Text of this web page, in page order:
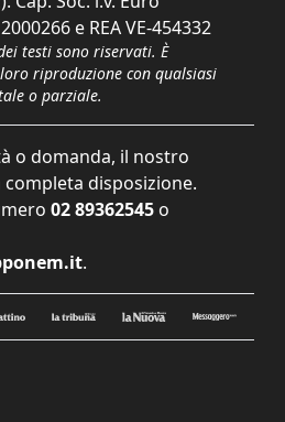
e REA VE-454332
testi sono riservati. È
riproduzione con qualsiasi
o parziale.
o domanda, il nostro
disposizione.
02 89362545 o
.